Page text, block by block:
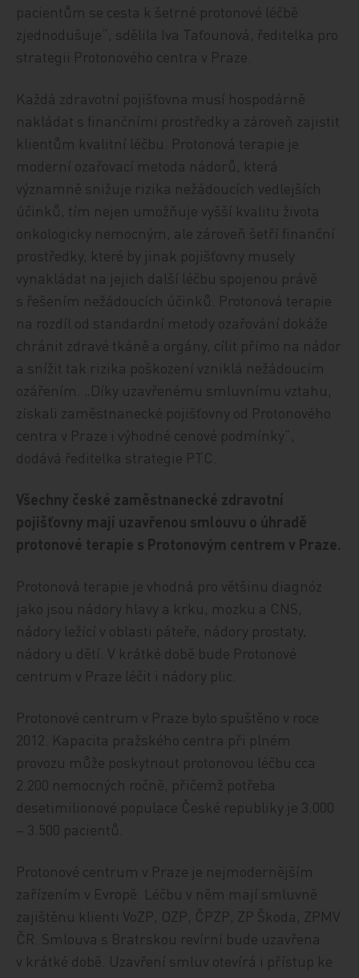
pacientům se cesta k šetrné protonové léčbě
zjednodušuje“, sdělila Iva Taťounová, ředitelka pro
strategii Protonového centra v Praze.
Každá zdravotní pojišťovna musí hospodárně
nakládat s finančními prostředky a zároveň zajistit
klientům kvalitní léčbu. Protonová terapie je
moderní ozařovací metoda nádorů, která
významně snižuje rizika nežádoucích vedlejších
účinků, tím nejen umožňuje vyšší kvalitu života
onkologicky nemocným, ale zároveň šetří finanční
prostředky, které by jinak pojišťovny musely
vynakládat na jejich další léčbu spojenou právě
s řešením nežádoucích účinků. Protonová terapie
na rozdíl od standardní metody ozařování dokáže
chránit zdravé tkáně a orgány, cílit přímo na nádor
a snížit tak rizika poškození vzniklá nežádoucím
ozářením. „Díky uzavřenému smluvnímu vztahu,
získali zaměstnanecké pojišťovny od Protonového
centra v Praze i výhodné cenové podmínky“,
dodává ředitelka strategie PTC.
Všechny české zaměstnanecké zdravotní
pojišťovny mají uzavřenou smlouvu o úhradě
protonové terapie s Protonovým centrem v Praze.
Protonová terapie je vhodná pro většinu diagnóz
jako jsou nádory hlavy a krku, mozku a CNS,
nádory ležící v oblasti páteře, nádory prostaty,
nádory u dětí. V krátké době bude Protonové
centrum v Praze léčit i nádory plic.
Protonové centrum v Praze bylo spuštěno v roce
2012. Kapacita pražského centra při plném
provozu může poskytnout protonovou léčbu cca
2.200 nemocných ročně, přičemž potřeba
desetimilionové populace České republiky je 3.000
– 3.500 pacientů.
Protonové centrum v Praze je nejmodernějším
zařízením v Evropě. Léčbu v něm mají smluvně
zajištěnu klienti VoZP, OZP, ČPZP, ZP Škoda, ZPMV
ČR. Smlouva s Bratrskou revírní bude uzavřena
v krátké době. Uzavření smluv otevírá i přístup ke